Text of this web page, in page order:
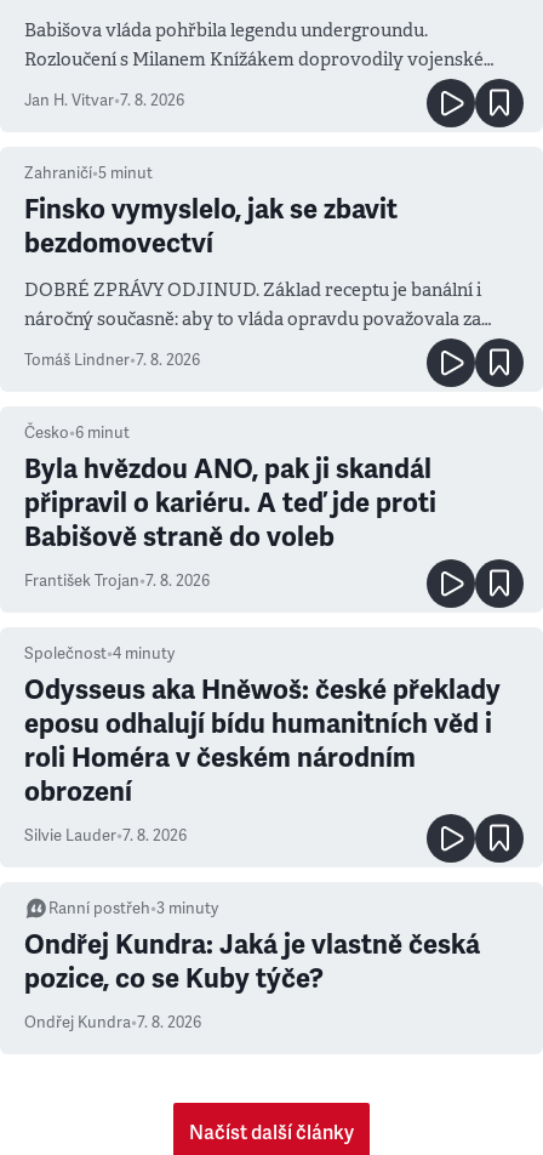
Babišova vláda pohřbila legendu undergroundu.
Rozloučení s Milanem Knížákem doprovodily vojenské
Jan H. Vitvar•7. 8. 2026
Zahraničí•5 minut
Finsko vymyslelo, jak se zbavit
bezdomovectví
DOBRÉ ZPRÁVY ODJINUD. Základ receptu je banální i
náročný současně: aby to vláda opravdu považovala za
Tomáš Lindner•7. 8. 2026
Česko•6 minut
Byla hvězdou ANO, pak ji skandál
připravil o kariéru. A teď jde proti
Babišově straně do voleb
František Trojan•7. 8. 2026
Společnost•4 minuty
Odysseus aka Hněwoš: české překlady
eposu odhalují bídu humanitních věd i
roli Homéra v českém národním
obrození
Silvie Lauder•7. 8. 2026
Ranní postřeh•3 minuty
Ondřej Kundra: Jaká je vlastně česká
pozice, co se Kuby týče?
Ondřej Kundra•7. 8. 2026
Načíst další články